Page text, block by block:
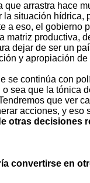
arrastra hace
situación hídrica,
a eso, el gobierno
matriz productiva,
dejar de ser un
y apropiación de
se continúa con
sea que la tónica
que ver
acciones, y eso
otras decisiones
convertirse en